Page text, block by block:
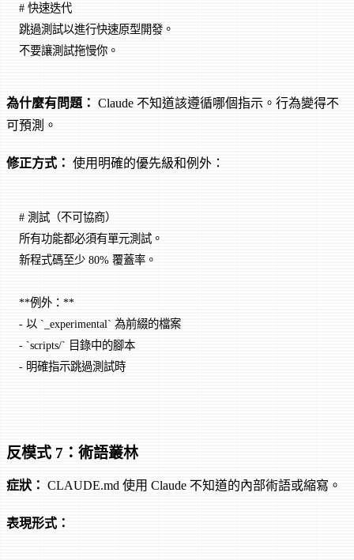
# 快速迭代
跳過測試以進行快速原型開發。
不要讓測試拖慢你。
為什麼有問題： Claude 不知道該遵循哪個指示。行為變得不
可預測。
修正方式： 使用明確的優先級和例外：
# 測試（不可協商）
所有功能都必須有單元測試。
新程式碼至少 80% 覆蓋率。
**例外：**
- 以 `_experimental` 為前綴的檔案
- `scripts/` 目錄中的腳本
- 明確指示跳過測試時
反模式 7：術語叢林
症狀： CLAUDE.md 使用 Claude 不知道的內部術語或縮寫。
表現形式：